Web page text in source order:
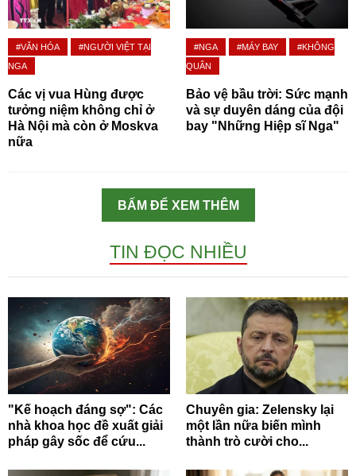
#VĂN HÓA
#NGƯỜI VIỆT TẠI
NGA
Các vị vua Hùng được
tưởng niệm không chỉ ở
Hà Nội mà còn ở Moskva
nữa
#NGA #MÁY BAY
#KHÔNG
QUÂN
Bảo vệ bầu trời: Sức mạnh
và sự duyên dáng của đội
bay "Những Hiệp sĩ Nga"
BẤM ĐỂ XEM THÊM
TIN ĐỌC NHIỀU
"Kế hoạch đáng sợ": Các
nhà khoa học đề xuất giải
pháp gây sốc để cứu...
Chuyên gia: Zelensky lại
một lần nữa biến mình
thành trò cười cho...